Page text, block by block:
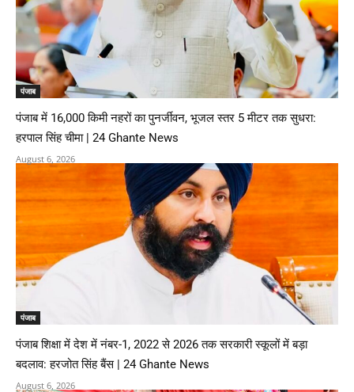
पंजाब
पंजाब में 16,000 किमी नहरों का पुनर्जीवन, भूजल स्तर 5 मीटर तक सुधरा:
हरपाल सिंह चीमा | 24 Ghante News
August 6, 2026
पंजाब
पंजाब शिक्षा में देश में नंबर-1, 2022 से 2026 तक सरकारी स्कूलों में बड़ा
बदलाव: हरजोत सिंह बैंस | 24 Ghante News
August 6, 2026